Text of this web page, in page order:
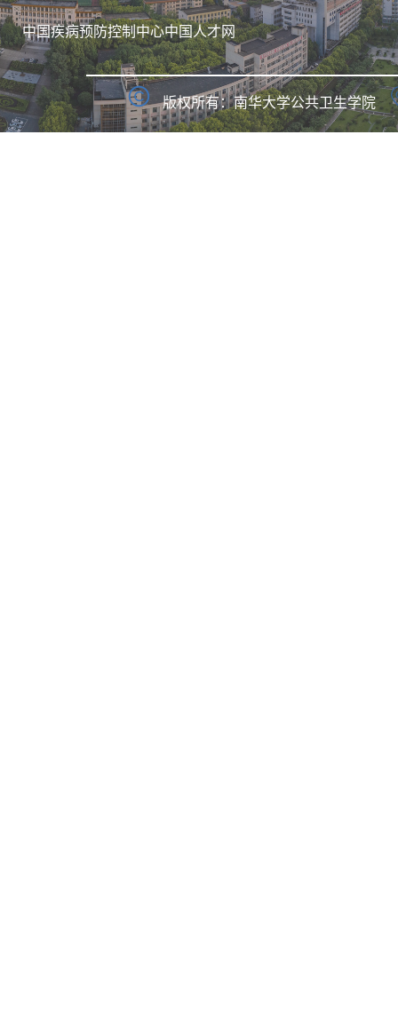
中国疾病预防控制中心中国人才网
版权所有：南华大学公共卫生学院